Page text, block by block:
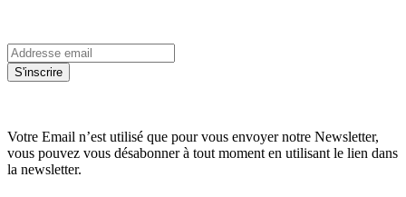
S'inscrire
Votre Email n’est utilisé que pour vous envoyer notre Newsletter,
vous pouvez vous désabonner à tout moment en utilisant le lien dans
la newsletter.